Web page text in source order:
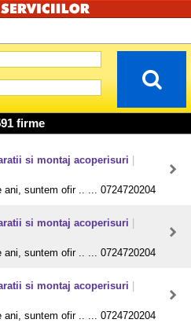
firme
si montaj acoperisuri
ani, suntem ofir .. ... 0724720204
si montaj acoperisuri
ani, suntem ofir .. ... 0724720204
si montaj acoperisuri
ani, suntem ofir .. ... 0724720204